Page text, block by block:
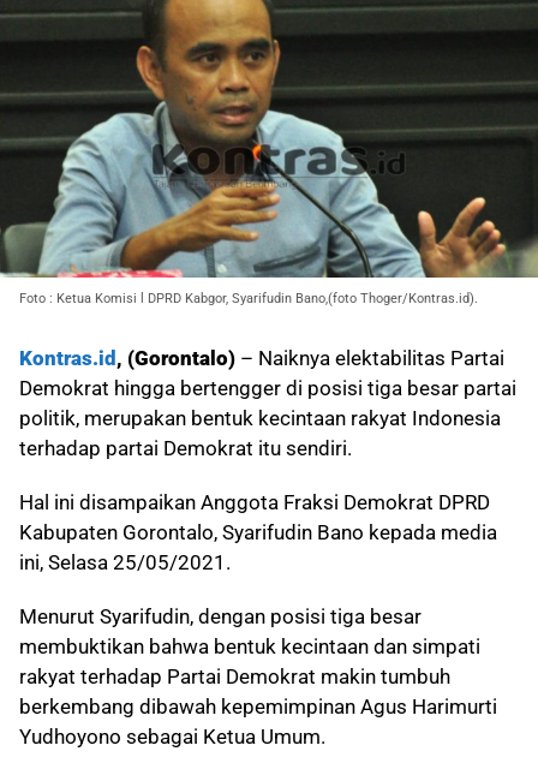
Foto : Ketua Komisi l DPRD Kabgor, Syarifudin Bano,(foto Thoger/Kontras.id).
Kontras.id , (Gorontalo) – Naiknya elektabilitas Partai
Demokrat hingga bertengger di posisi tiga besar partai
politik, merupakan bentuk kecintaan rakyat Indonesia
terhadap partai Demokrat itu sendiri.
Hal ini disampaikan Anggota Fraksi Demokrat DPRD
Kabupaten Gorontalo, Syarifudin Bano kepada media
ini, Selasa 25/05/2021.
Menurut Syarifudin, dengan posisi tiga besar
membuktikan bahwa bentuk kecintaan dan simpati
rakyat terhadap Partai Demokrat makin tumbuh
berkembang dibawah kepemimpinan Agus Harimurti
Yudhoyono sebagai Ketua Umum.